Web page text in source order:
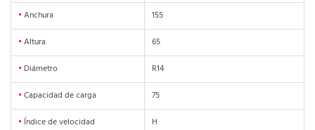
•Anchura
155
•Altura
65
• Diámetro
R14
•Capacidad de carga
75
• Índice de velocidad
H